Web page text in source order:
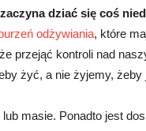
dziać się coś
odżywiania, które
przejąć kontroli nad
żyć, a nie żyjemy,
masie. Ponadto jest